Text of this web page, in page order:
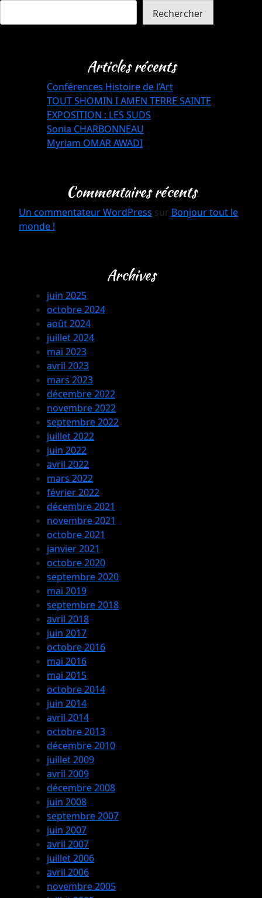
Rechercher
Articles récents
Conférences Histoire de l’Art
TOUT SHOMIN I AMEN TERRE SAINTE
EXPOSITION : LES SUDS
Sonia CHARBONNEAU
Myriam OMAR AWADI
Commentaires récents
Un commentateur WordPress sur Bonjour tout le
monde !
Archives
juin 2025
octobre 2024
août 2024
juillet 2024
mai 2023
avril 2023
mars 2023
décembre 2022
novembre 2022
septembre 2022
juillet 2022
juin 2022
avril 2022
mars 2022
février 2022
décembre 2021
novembre 2021
octobre 2021
janvier 2021
octobre 2020
septembre 2020
mai 2019
septembre 2018
avril 2018
juin 2017
octobre 2016
mai 2016
mai 2015
octobre 2014
juin 2014
avril 2014
octobre 2013
décembre 2010
juillet 2009
avril 2009
décembre 2008
juin 2008
septembre 2007
juin 2007
avril 2007
juillet 2006
avril 2006
novembre 2005